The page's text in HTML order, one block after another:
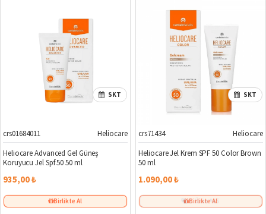
SKT
crs01684011
Heliocare
Heliocare Advanced Gel Güneş
Koruyucu Jel Spf 50 50 ml
935,00 ₺
Birlikte Al
SKT
crs71434
Heliocare
Heliocare Jel Krem SPF 50 Color Brown
50 ml
1.090,00 ₺
Birlikte Al
2. Ürün %5